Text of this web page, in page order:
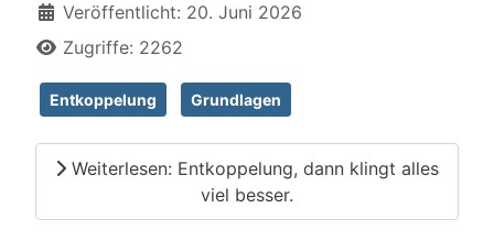
Veröffentlicht: 20. Juni 2026
Zugriffe: 2262
Entkoppelung Grundlagen
Weiterlesen: Entkoppelung, dann klingt alles
viel besser.